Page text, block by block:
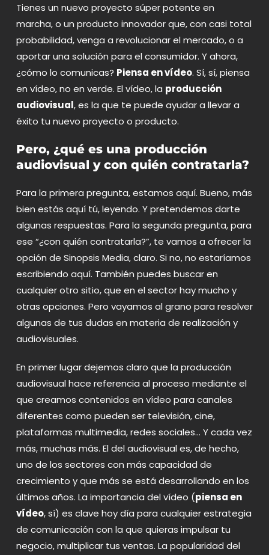
Tienes un nuevo proyecto súper potente en
marcha, o un producto innovador que, con casi total
probabilidad, venga a revolucionar el mercado, o a
aportar una solución para el consumidor. Y ahora,
¿cómo lo comunicas? Piensa en vídeo. Sí, sí, piensa
en vídeo, no en verde. El vídeo, la producción
audiovisual, es la que te puede ayudar a llevar a
éxito tu nuevo proyecto o producto.
Pero, ¿qué es una producción
audiovisual y con quién contratarla?
Para la primera pregunta, estamos aquí. Bueno, más
bien estás aquí tú, leyendo. Y pretendemos darte
algunas respuestas. Para la segunda pregunta, para
ese “¿con quién contratarla?”, te vamos a ofrecer la
opción de Sinopsis Media, claro. Si no, no estaríamos
escribiendo aquí. También puedes buscar en
cualquier otro sitio, que en el sector hay mucho y
otras opciones. Pero vayamos al grano para resolver
algunas de tus dudas en materia de realización y
audiovisuales.
En primer lugar dejemos claro que la producción
audiovisual hace referencia al proceso mediante el
que creamos contenidos en vídeo para canales
diferentes como pueden ser televisión, cine,
plataformas multimedia, redes sociales… Y cada vez
más, muchas más. El del audiovisual es, de hecho,
uno de los sectores con más capacidad de
crecimiento y que más se está desarrollando en los
últimos años. La importancia del vídeo (piensa en
vídeo, sí) es clave hoy día para cualquier estrategia
de comunicación con la que quieras impulsar tu
negocio, multiplicar tus ventas. La popularidad del